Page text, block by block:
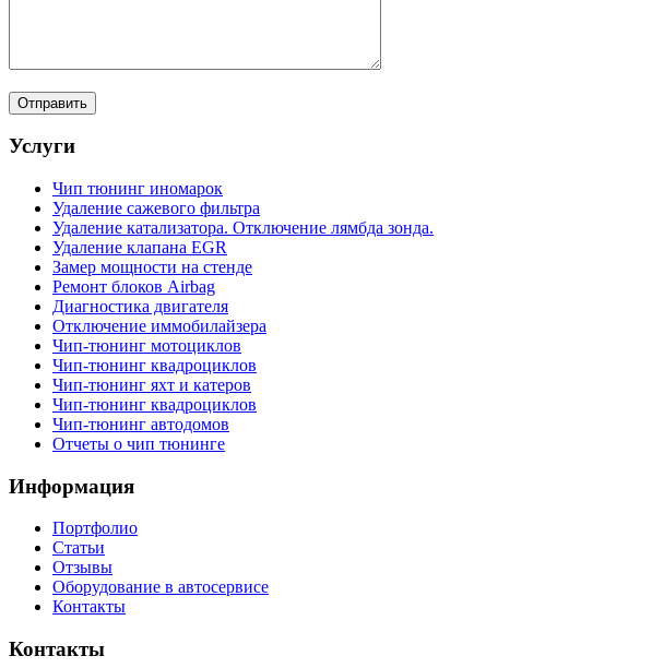
Услуги
Чип тюнинг иномарок
Удаление сажевого фильтра
Удаление катализатора. Отключение лямбда зонда.
Удаление клапана EGR
Замер мощности на стенде
Ремонт блоков Airbag
Диагностика двигателя
Отключение иммобилайзера
Чип-тюнинг мотоциклов
Чип-тюнинг квадроциклов
Чип-тюнинг яхт и катеров
Чип-тюнинг квадроциклов
Чип-тюнинг автодомов
Отчеты о чип тюнинге
Информация
Портфолио
Статьи
Отзывы
Оборудование в автосервисе
Контакты
Контакты